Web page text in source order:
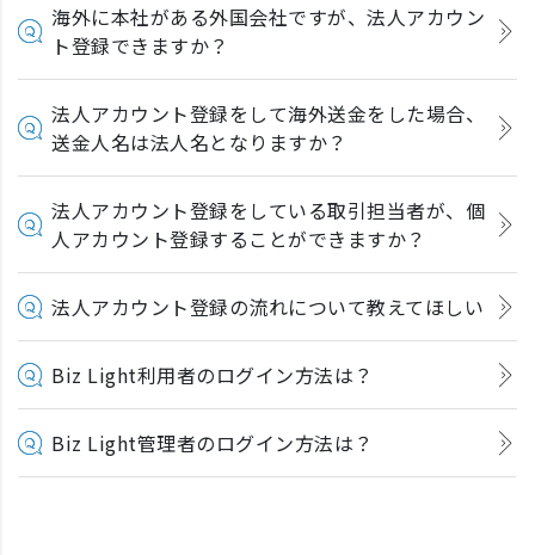
海外に本社がある外国会社ですが、法人アカウン
ト登録できますか？
法人アカウント登録をして海外送金をした場合、
送金人名は法人名となりますか？
法人アカウント登録をしている取引担当者が、個
人アカウント登録することができますか？
法人アカウント登録の流れについて教えてほしい
Biz Light利用者のログイン方法は？
Biz Light管理者のログイン方法は？